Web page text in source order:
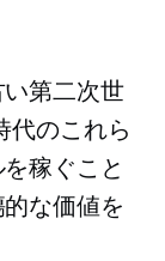
第二次世
代のこれら
稼ぐこと
な価値を